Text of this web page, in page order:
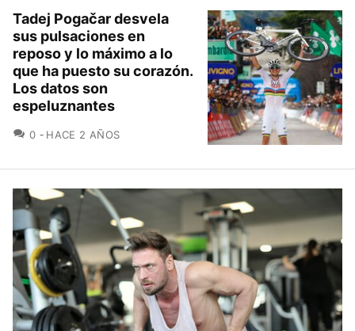
Tadej Pogačar desvela
sus pulsaciones en
reposo y lo máximo a lo
que ha puesto su corazón.
Los datos son
espeluznantes
0 COMENTARIOS
HACE 2 AÑOS